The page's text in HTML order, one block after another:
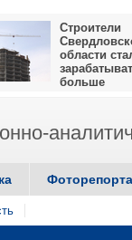
Строители
области
больше